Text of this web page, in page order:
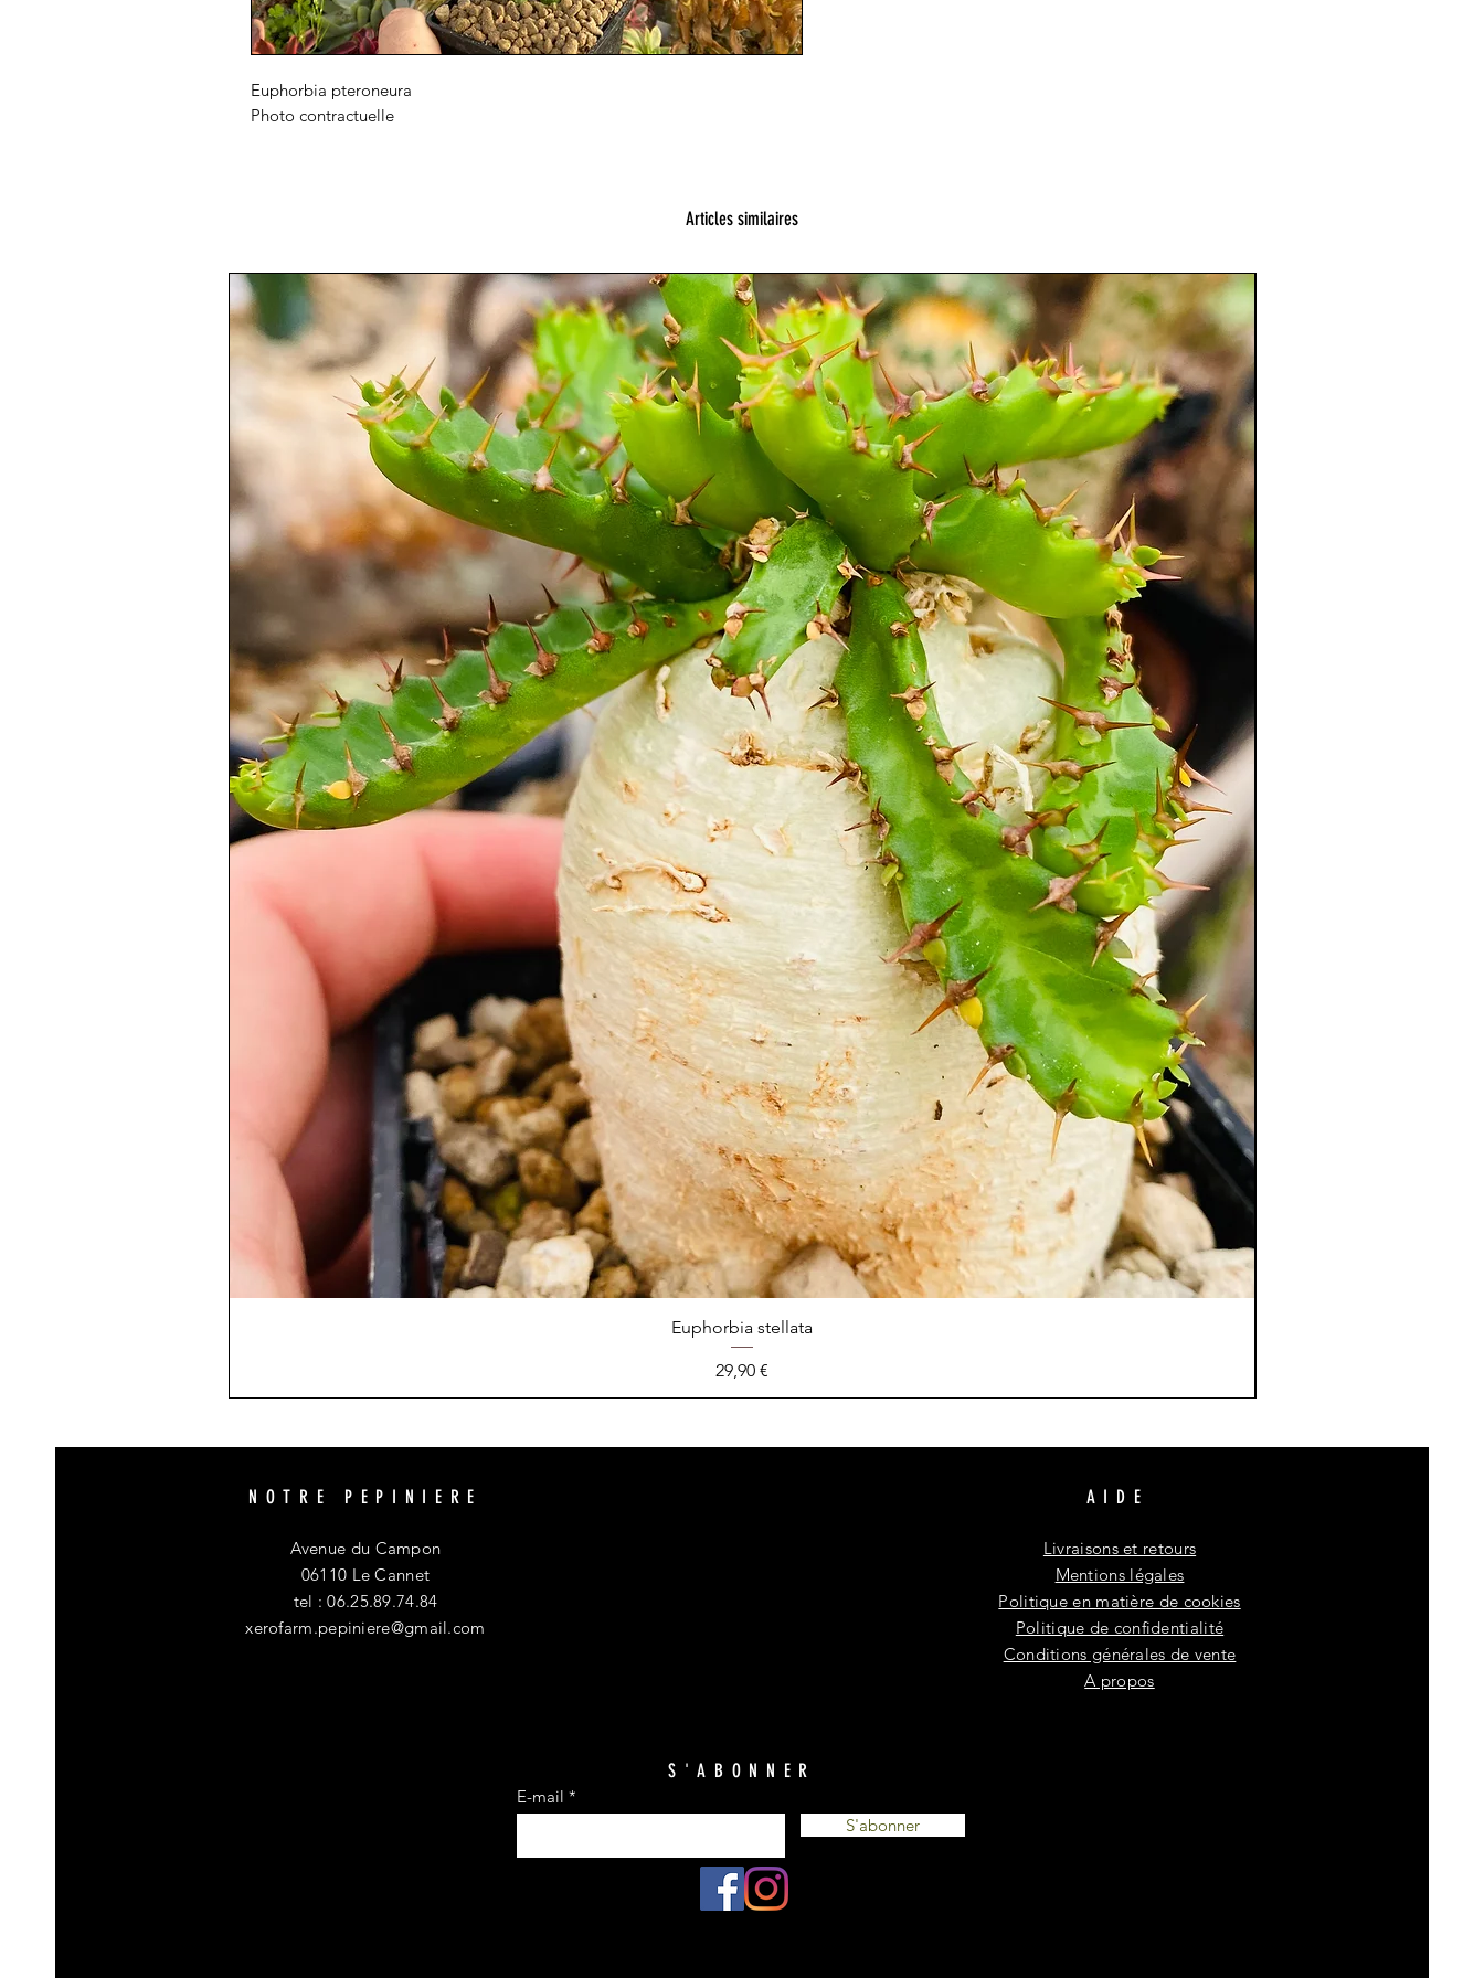
Euphorbia pteroneura
Photo contractuelle
Articles similaires
Euphorbia stellata
Prix
29,90 €
NOTRE PEPINIERE
Avenue du Campon
06110 Le Cannet
tel : 06.25.89.74.84
xerofarm.pepiniere@gmail.com
AIDE
Livraisons et retours
Mentions légales
Politique en matière de cookies
Politique de confidentialité
Conditions générales de vente
A propos
S'ABONNER
E-mail
S'abonner